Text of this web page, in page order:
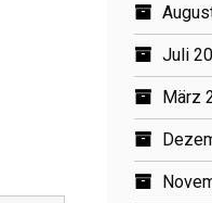
Juli
März